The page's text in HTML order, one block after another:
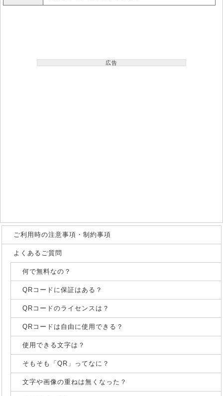
広告
ご利用時の注意事項・制約事項
よくあるご質問
何で無料なの？
QRコードに保証はある？
QRコードのライセンスは？
QRコードは自由に使用できる？
使用できる文字は？
そもそも「QR」ってなに？
文字や画像の重ねは無くなった？